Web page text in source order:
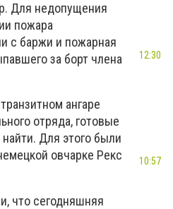
Для недопущения
пожара
с баржи и пожарная
за борт члена
ангаре
отряда, готовые
Для этого были
овчарке Рекс
что сегодняшняя
12:30
10:57